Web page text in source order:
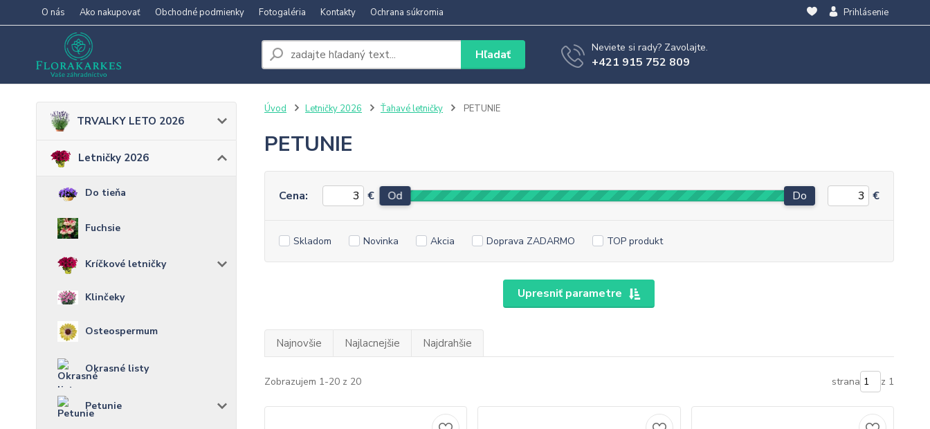
O nás Ako nakupovať Obchodné podmienky Fotogaléria Kontakty Ochrana súkromia Prihlásenie
Hľadať Neviete si rady? Zavolajte.
+421 915 752 809
TRVALKY LETO 2026
Letničky 2026
Do tieňa
Fuchsie
Kríčkové letničky
Klinčeky
Osteospermum
Okrasné listy
Petunie
Úvod Letničky 2026 Ťahavé letničky PETUNIE
PETUNIE
Upresniť parametre
Cena: € Od Do €
Skladom Novinka Akcia Doprava ZADARMO TOP produkt
Najnovšie Najlacnejšie Najdrahšie
Zobrazujem 1-20 z 20 strana z 1